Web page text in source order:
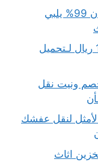
دينا تشيل اثاث مستعمل بالرياض بأمان 99% يلبي
دينه تحميل عفش الرياض بخصم 100 ريال لـتحميل
عفش حي السويدي 18%خصم ونيت نقل
لنقل عفشك
اثاث